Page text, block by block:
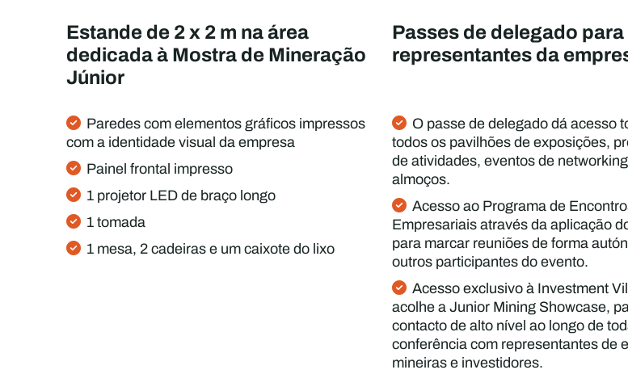
Estande de 2 x 2 m na área
dedicada à Mostra de Mineração
Júnior
Paredes com elementos gráficos impressos
com a identidade visual da empresa
Painel frontal impresso
1 projetor LED de braço longo
1 tomada
1 mesa, 2 cadeiras e um caixote do lixo
Passes de delegado
representantes da
O passe de delegado dá acesso
todos os pavilhões de exposições,
de atividades, eventos de
almoços.
Acesso ao Programa de
Empresariais através da aplicação
para marcar reuniões de forma
outros participantes do evento.
Acesso exclusivo à Investment
acolhe a Junior Mining Showcase,
contacto de alto nível ao longo de
conferência com representantes de
mineiras e investidores.